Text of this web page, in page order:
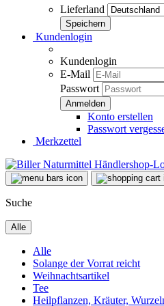
Lieferland
Kundenlogin
Kundenlogin
E-Mail
Passwort
Konto erstellen
Passwort
Merkzettel
Suche
Alle
Alle
Solange der Vorrat reicht
Weihnachtsartikel
Tee
Heilpflanzen, Kräuter,